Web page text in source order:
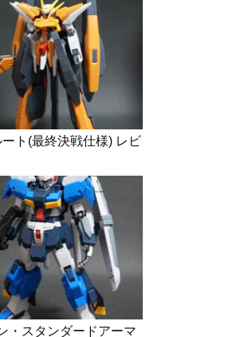
ト(最終決戦仕様) レビ
・スタンダードアーマ